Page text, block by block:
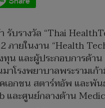
รับรางวัล “Thai
ภายในงาน “Health
ทุน และผู้ประกอบการด้
าโรงพยาบาลพระราม
อกชน สตาร์ทอัพ และพัน
และศูนย์กลางด้าน